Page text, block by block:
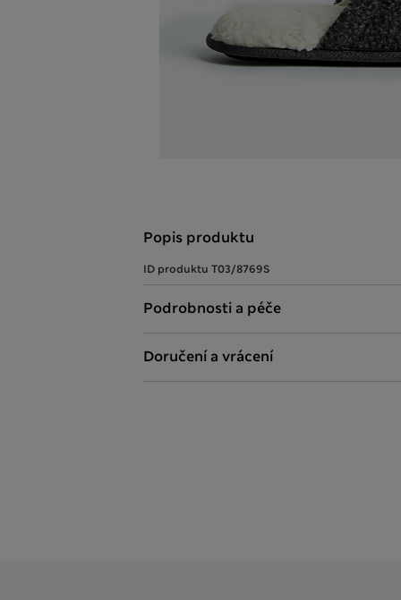
Popis produktu
ID produktu T03/8769S
Podrobnosti a péče
Doručení a vrácení